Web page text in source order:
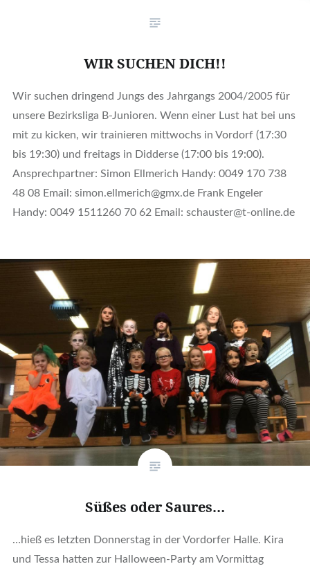
WIR SUCHEN DICH!!
Wir suchen dringend Jungs des Jahrgangs 2004/2005 für
unsere Bezirksliga B-Junioren. Wenn einer Lust hat bei uns
mit zu kicken, wir trainieren mittwochs in Vordorf (17:30
bis 19:30) und freitags in Didderse (17:00 bis 19:00).
Ansprechpartner: Simon Ellmerich Handy: 0049 170 738
48 08 Email: simon.ellmerich@gmx.de Frank Engeler
Handy: 0049 1511260 70 62 Email: schauster@t-online.de
Süßes oder Saures…
…hieß es letzten Donnerstag in der Vordorfer Halle. Kira
und Tessa hatten zur Halloween-Party am Vormittag